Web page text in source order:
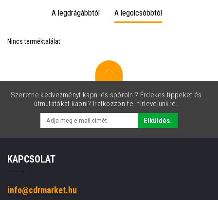
A legdrágábbtól A legolcsóbbtól
Nincs terméktalálat
Szeretne kedvezményt kapni és spórolni? Érdekes tippeket és
útmutatókat kapni? Iratkozzon fel hírlevelünkre.
Elküldés.
KAPCSOLAT
info@cdrmarket.hu